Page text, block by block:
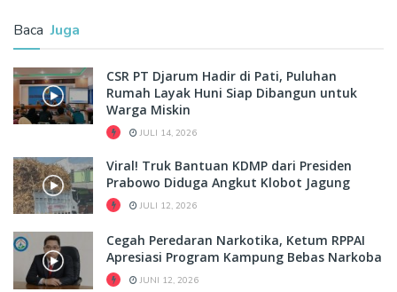
Baca Juga
CSR PT Djarum Hadir di Pati, Puluhan
Rumah Layak Huni Siap Dibangun untuk
Warga Miskin
JULI 14, 2026
Viral! Truk Bantuan KDMP dari Presiden
Prabowo Diduga Angkut Klobot Jagung
JULI 12, 2026
Cegah Peredaran Narkotika, Ketum RPPAI
Apresiasi Program Kampung Bebas Narkoba
JUNI 12, 2026